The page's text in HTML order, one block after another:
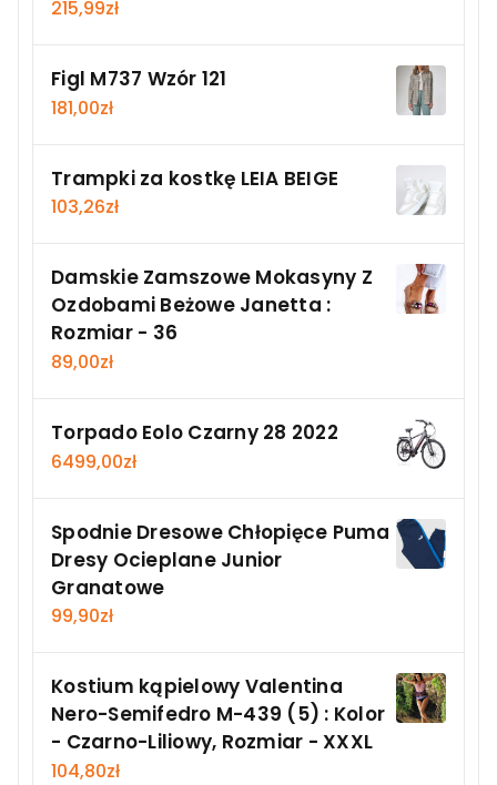
215,99zł
Figl M737 Wzór 121
181,00zł
Trampki za kostkę LEIA BEIGE
103,26zł
Damskie Zamszowe Mokasyny Z
Ozdobami Beżowe Janetta :
Rozmiar - 36
89,00zł
Torpado Eolo Czarny 28 2022
6499,00zł
Spodnie Dresowe Chłopięce Puma
Dresy Ocieplane Junior
Granatowe
99,90zł
Kostium kąpielowy Valentina
Nero-Semifedro M-439 (5) : Kolor
- Czarno-Liliowy, Rozmiar - XXXL
104,80zł